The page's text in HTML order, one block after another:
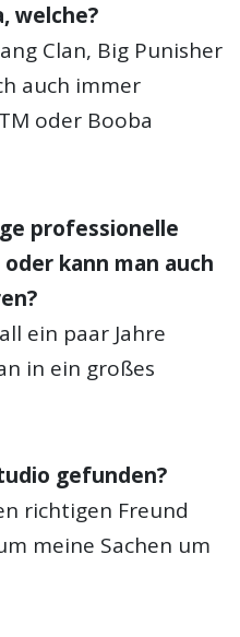
welche?
Clan, Big Punisher
auch immer
oder Booba
professionelle
kann man auch
ein paar Jahre
in ein großes
gefunden?
richtigen Freund
meine Sachen um